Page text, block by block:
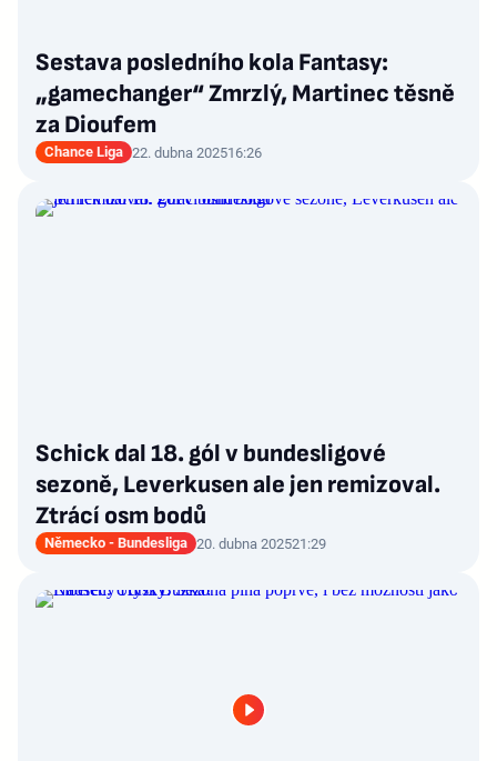
Sestava posledního kola Fantasy:
„gamechanger“ Zmrzlý, Martinec těsně
za Dioufem
Chance Liga 22. dubna 202516:26
Schick dal 18. gól v bundesligové
sezoně, Leverkusen ale jen remizoval.
Ztrácí osm bodů
Německo - Bundesliga 20. dubna 202521:29